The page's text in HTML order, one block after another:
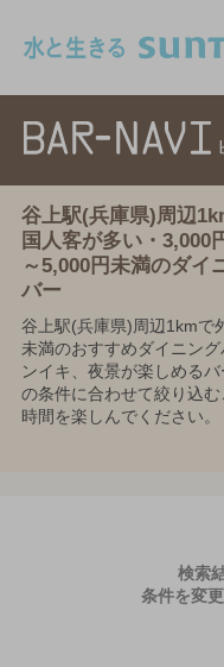
谷上駅(兵庫県)周辺
国人客が多い・3,000
～5,000円未満のダイ
バー
谷上駅(兵庫県)周辺1kmで
未満のおすすめダイニン
ンイキ、夜景が楽しめる
の条件に合わせて絞り込
時間を楽しんでください。
検索
条件を変